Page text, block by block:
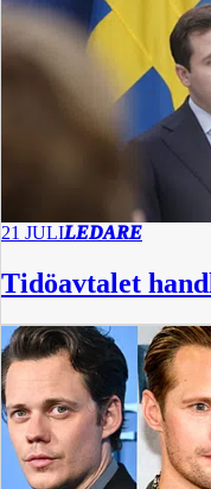
21 JULILEDARE
Tidöavtalet